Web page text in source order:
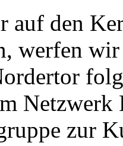
auf den
werfen
Netzwerk
zur